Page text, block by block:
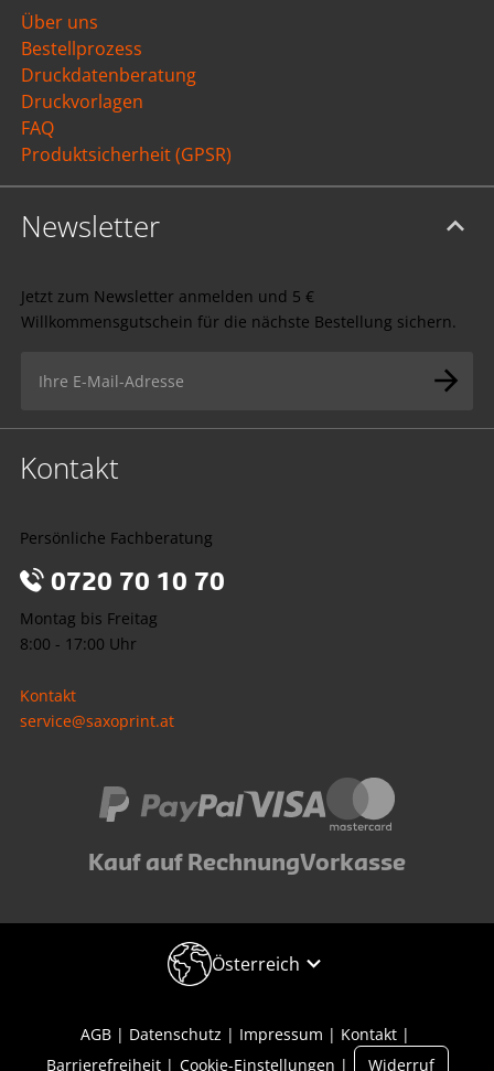
Über uns
Bestellprozess
Druckdatenberatung
Druckvorlagen
FAQ
Produktsicherheit (GPSR)
Newsletter
Jetzt zum Newsletter anmelden und 5 €
Willkommensgutschein für die nächste Bestellung sichern.
Kontakt
Persönliche Fachberatung
0720 70 10 70
Montag bis Freitag
8:00 - 17:00 Uhr
Kontakt
service@saxoprint.at
Kauf auf RechnungVorkasse
Österreich
AGB Datenschutz Impressum
Kontakt
Barrierefreiheit
Cookie-Einstellungen Widerruf